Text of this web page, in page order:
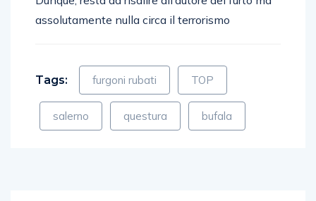
assolutamente nulla circa il terrorismo
Tags: furgoni rubati TOP
salerno questura bufala